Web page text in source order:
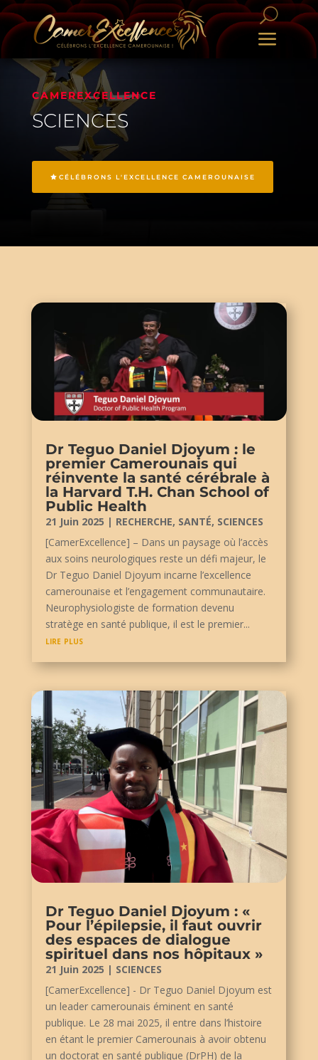
CAMEREXCELLENCE
SCIENCES
CÉLÉBRONS L'EXCELLENCE CAMEROUNAISE
Dr Teguo Daniel Djoyum : le
premier Camerounais qui
réinvente la santé cérébrale à
la Harvard T.H. Chan School of
Public Health
21 Juin 2025 | RECHERCHE, SANTÉ, SCIENCES
[CamerExcellence] – Dans un paysage où l’accès
aux soins neurologiques reste un défi majeur, le
Dr Teguo Daniel Djoyum incarne l’excellence
camerounaise et l’engagement communautaire.
Neurophysiologiste de formation devenu
stratège en santé publique, il est le premier...
lire plus
Dr Teguo Daniel Djoyum : «
Pour l’épilepsie, il faut ouvrir
des espaces de dialogue
spirituel dans nos hôpitaux »
21 Juin 2025 | SCIENCES
[CamerExcellence] - Dr Teguo Daniel Djoyum est
un leader camerounais éminent en santé
publique. Le 28 mai 2025, il entre dans l’histoire
en étant le premier Camerounais à avoir obtenu
un doctorat en santé publique (DrPH) de la